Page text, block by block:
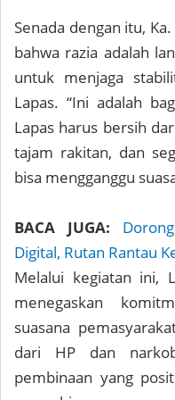
Senada dengan itu,
bahwa razia adalah
untuk menjaga
Lapas. “Ini adalah
Lapas harus bersih
tajam rakitan, dan
bisa mengganggu
BACA JUGA:
Digital, Rutan Rantau
Melalui kegiatan ini,
menegaskan
suasana
dari HP dan
pembinaan yang